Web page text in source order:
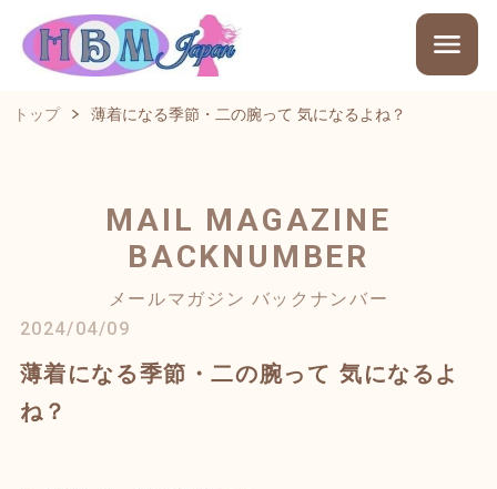
トップ 薄着になる季節・二の腕って 気になるよね？
MAIL MAGAZINE
BACKNUMBER
メールマガジン バックナンバー
2024/04/09
薄着になる季節・二の腕って 気になるよ
ね？